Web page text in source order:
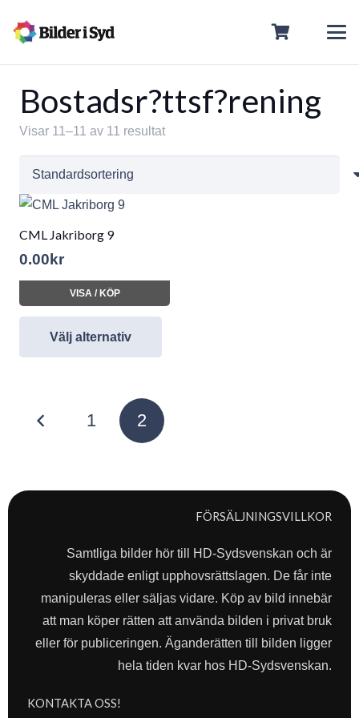
Bostadsr?ttsf?rening
Visar 11–11 av 11 resultat
CML Jakriborg 9
0.00 kr
VISA / KÖP
Välj alternativ
för
1 2
FÖRSÄLJNINGSVILLKOR
Samtliga bilder hör till HD-Sydsvenskan och är
skyddade enligt upphovsrättslagen. De får inte
manipuleras eller säljas vidare. Köp av bild innebär
att man köper rätten att använda bilden i privat bruk
eller för publiceringen. Äganderätten till bilden ligger
hela tiden kvar hos HD-Sydsvenskan.
KONTAKTA OSS!